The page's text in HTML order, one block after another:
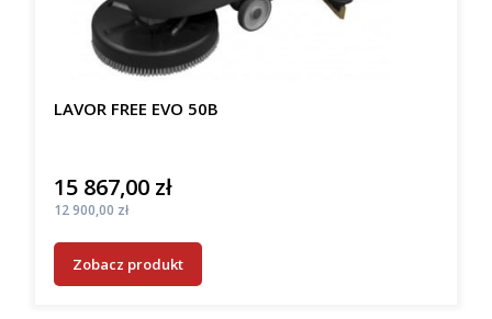
LAVOR FREE EVO 50B
Cena
15 867,00 zł
Cena
12 900,00 zł
Zobacz produkt